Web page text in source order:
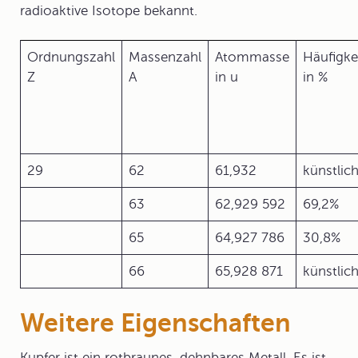
radioaktive Isotope bekannt.
Ordnungszahl
Z
Massenzahl
A
Atommasse
in u
in %
29 62 61,932 künstlich
63 62,929 592 69,2%
65 64,927 786 30,8%
66 65,928 871 künstlich
Weitere Eigenschaften